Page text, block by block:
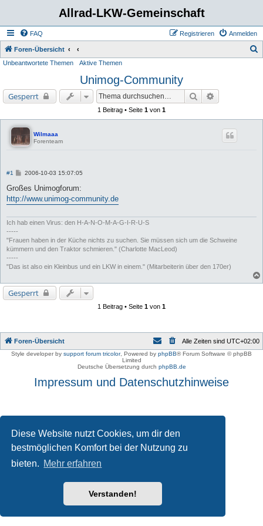
Diese Website nutzt Cookies, um dir den
bestmöglichen Komfort bei der Nutzung zu
bieten. Mehr erfahren
Verstanden!
Allrad-LKW-Gemeinschaft
FAQ Anmelden
Registrieren
Foren-Übersicht
Unbeantwortete Themen Aktive Themen
Unimog-Community
Gesperrt Suche
1 Beitrag • Seite 1 von 1
Wilmaaa
Forenteam
#1
B
i
r
2006-10-03 15:07:05
Großes Unimogforum:
http://www.unimog-community.de
Ich hab einen Virus: den H-A-N-O-M-A-G-I-R-U-S
-----
"Frauen haben in der Küche nichts zu suchen. Sie müssen sich um die Schweine
kümmern und den Traktor schmieren." (Charlotte MacLeod)
-----
"Das ist also ein Kleinbus und ein LKW in einem." (Mitarbeiterin über den 170er)
Gesperrt
1 Beitrag • Seite 1 von 1
Foren-Übersicht Alle Zeiten sind UTC+02:00
Style developer by support forum tricolor, Powered by phpBB® Forum Software © phpBB
Limited
Deutsche Übersetzung durch phpBB.de
Impressum und Datenschutzhinweise